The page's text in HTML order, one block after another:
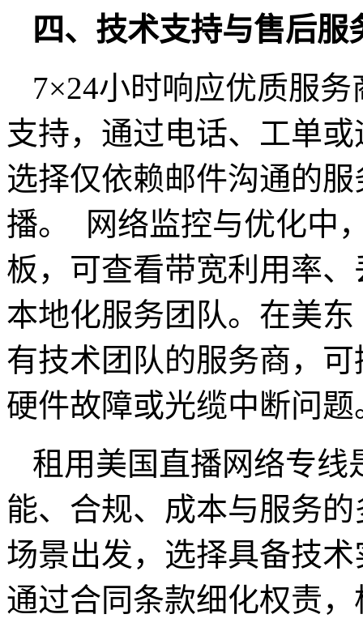
四、技术支持与售后
7×24小时响应优质服
支持，通过电话、工单
选择仅依赖邮件沟通的
播。 网络监控与优化中
板，可查看带宽利用率
本地化服务团队。在美
有技术团队的服务商，
硬件故障或光缆中断问
租用美国直播网络专线
能、合规、成本与服务
场景出发，选择具备技
通过合同条款细化权责